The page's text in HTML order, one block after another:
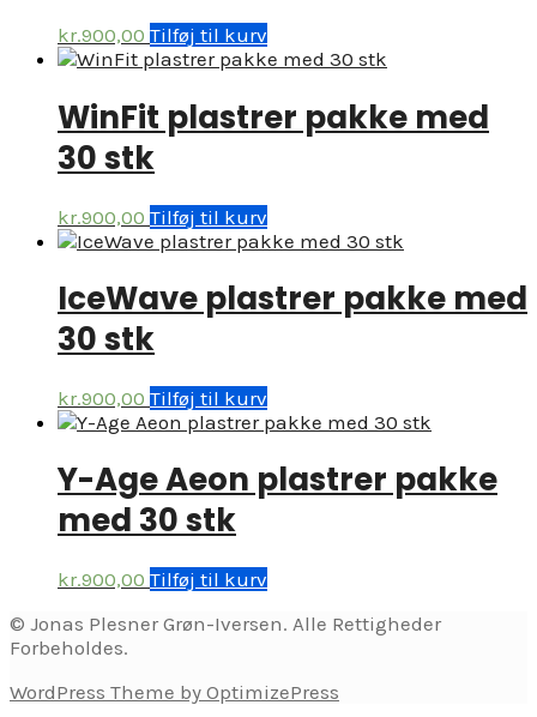
kr.900,00 Tilføj til kurv
WinFit plastrer pakke med
30 stk
kr.900,00 Tilføj til kurv
IceWave plastrer pakke med
30 stk
kr.900,00 Tilføj til kurv
Y-Age Aeon plastrer pakke
med 30 stk
kr.900,00 Tilføj til kurv
© Jonas Plesner Grøn-Iversen. Alle Rettigheder
Forbeholdes.
WordPress Theme by OptimizePress